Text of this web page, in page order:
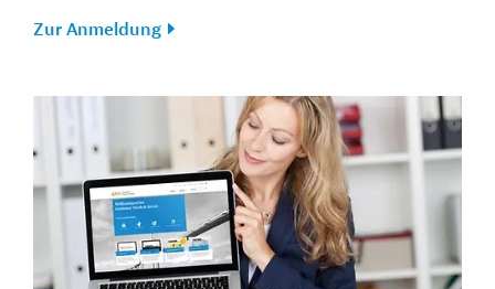
Zur Anmeldung